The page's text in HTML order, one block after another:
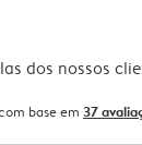
dos nossos
base em 37